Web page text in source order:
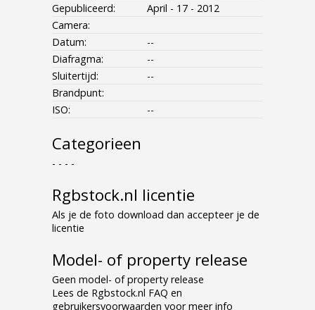
Gepubliceerd:
April - 17 - 2012
Camera:
Datum:
--
Diafragma:
--
Sluitertijd:
--
Brandpunt:
ISO:
--
Categorieen
- - - -
Rgbstock.nl licentie
Als je de foto download dan accepteer je de
licentie
Model- of property release
Geen model- of property release
Lees de Rgbstock.nl FAQ en
gebruikersvoorwaarden voor meer info